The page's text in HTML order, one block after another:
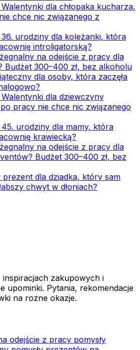
dla chłopaka kucharza,
chce nic związanego z
urodziny dla koleżanki, która
introligatorską?
na odejście z pracy dla
Budżet 300–400 zł, bez alkoholu
dla osoby, która zaczęła
dla dziewczyny
pracy nie chce nic związanego
urodziny dla mamy, która
krawiecką?
na odejście z pracy dla
Budżet 300–400 zł, bez
dla dziadka, który sam
chwyt w dłoniach?
zakupowych i
upominki. Pytania, rekomendacje
na rozne okazje.
odejście z pracy pomysły